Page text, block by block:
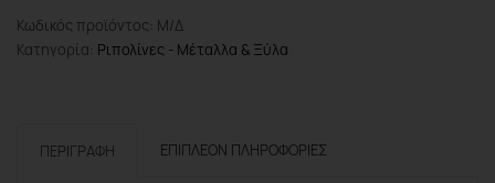
Ριπολίνη
Νερού
Κωδικός προϊόντος: Μ/Δ
Κατηγορία: Ριπολίνες - Μέταλλα & Ξύλα
ΠΕΡΙΓΡΑΦΉ ΕΠΙΠΛΈΟΝ ΠΛΗΡΟΦΟΡΊΕΣ